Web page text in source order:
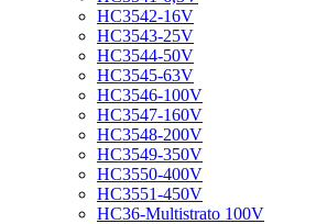
HC3542-16V
HC3543-25V
HC3544-50V
HC3545-63V
HC3546-100V
HC3547-160V
HC3548-200V
HC3549-350V
HC3550-400V
HC3551-450V
HC36-Multistrato 100V